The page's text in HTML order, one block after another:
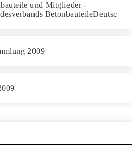
und Mitglieder -
BetonbauteileDeutsc
2009